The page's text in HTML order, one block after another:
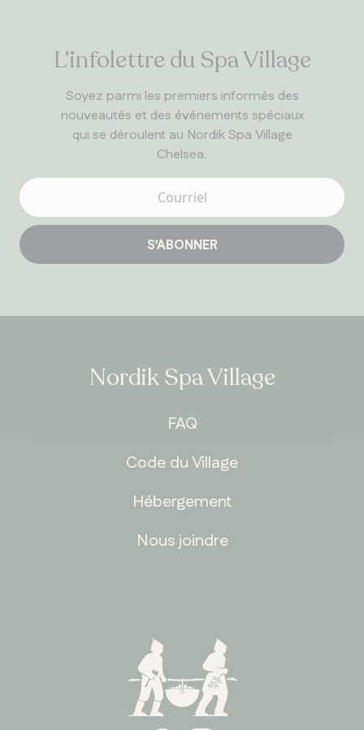
Whitby
L’infolettre du Spa Village
Soyez parmi les premiers informés des
nouveautés et des événements spéciaux
qui se déroulent au Nordik Spa Village
Chelsea.
S’ABONNER
Nordik Spa Village
FAQ
Code du Village
Hébergement
Nous joindre